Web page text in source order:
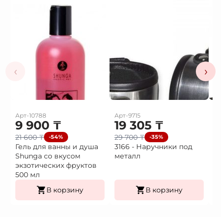
‹
Арт-10788
9 900 ₸
21 600₸ -54%
Гель для ванны и душа
Shunga со вкусом
экзотических фруктов
500 мл
В корзину
Арт-9715
19 305 ₸
29 700₸ -35%
3166 - Наручники под
металл
В корзину
›